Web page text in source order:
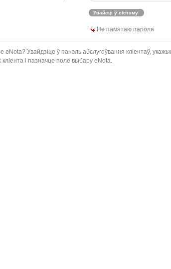
Не памятаю пароля
eNota? Увайдзiце ў панэль абслугоўвання клiентаў,
i пазначце поле выбару eNota.